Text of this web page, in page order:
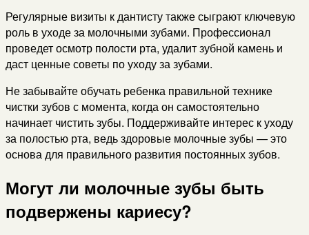
Регулярные визиты к дантисту также сыграют ключевую
роль в уходе за молочными зубами. Профессионал
проведет осмотр полости рта, удалит зубной камень и
даст ценные советы по уходу за зубами.
Не забывайте обучать ребенка правильной технике
чистки зубов с момента, когда он самостоятельно
начинает чистить зубы. Поддерживайте интерес к уходу
за полостью рта, ведь здоровые молочные зубы — это
основа для правильного развития постоянных зубов.
Могут ли молочные зубы быть
подвержены кариесу?